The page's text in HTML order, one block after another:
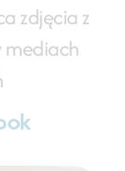
zdjęcia z
mediach